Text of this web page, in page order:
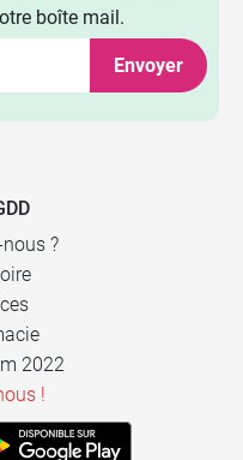
boîte mail.
Envoyer
?
2022
!